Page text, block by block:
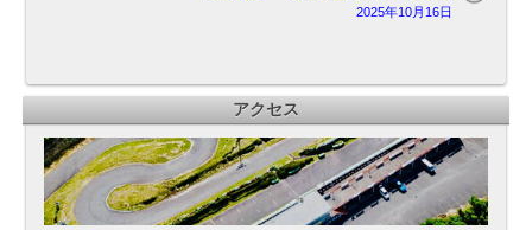
2025年10月16日
アクセス